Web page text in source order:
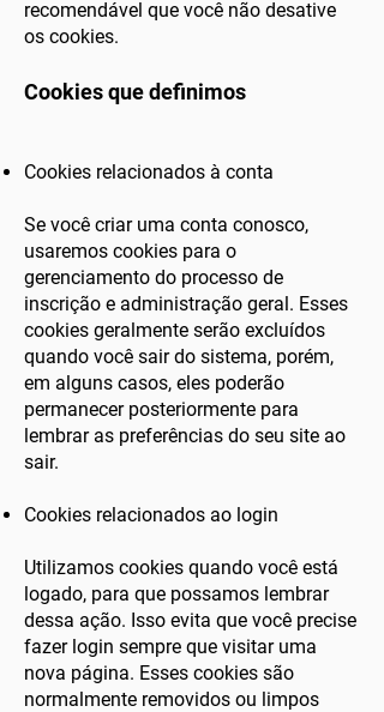
recomendável que você não desative
os cookies.
Cookies que definimos
Cookies relacionados à conta
Se você criar uma conta conosco,
usaremos cookies para o
gerenciamento do processo de
inscrição e administração geral. Esses
cookies geralmente serão excluídos
quando você sair do sistema, porém,
em alguns casos, eles poderão
permanecer posteriormente para
lembrar as preferências do seu site ao
sair.
Cookies relacionados ao login
Utilizamos cookies quando você está
logado, para que possamos lembrar
dessa ação. Isso evita que você precise
fazer login sempre que visitar uma
nova página. Esses cookies são
normalmente removidos ou limpos